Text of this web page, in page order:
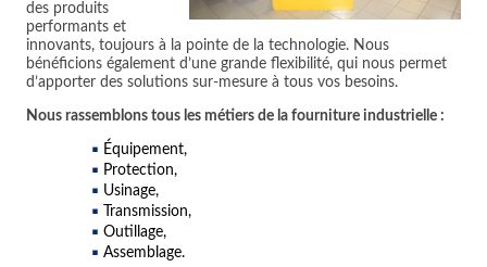
des produits
performants et
innovants, toujours à la pointe de la technologie. Nous
bénéficions également d’une grande flexibilité, qui nous permet
d’apporter des solutions sur-mesure à tous vos besoins.
Nous rassemblons tous les métiers de la fourniture industrielle :
Équipement,
Protection,
Usinage,
Transmission,
Outillage,
Assemblage.